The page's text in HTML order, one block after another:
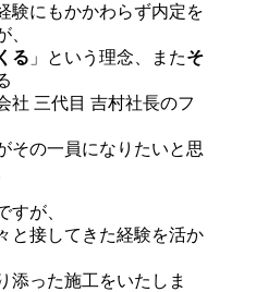
験にもかかわらず内定を
、
る 」という理念、またそ
社 三代目 吉村社長のフ
その一員になりたいと思
すが、
と接してきた経験を活か
添った施工をいたしま